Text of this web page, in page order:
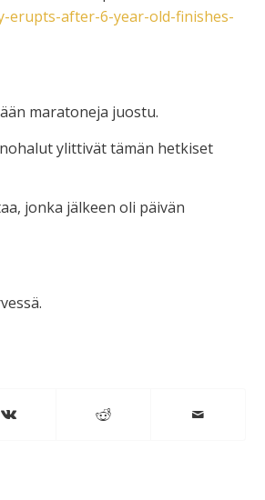
erupts-after-6-year-old-finishes-
maratoneja juostu.
ylittivät tämän hetkiset
jonka jälkeen oli päivän